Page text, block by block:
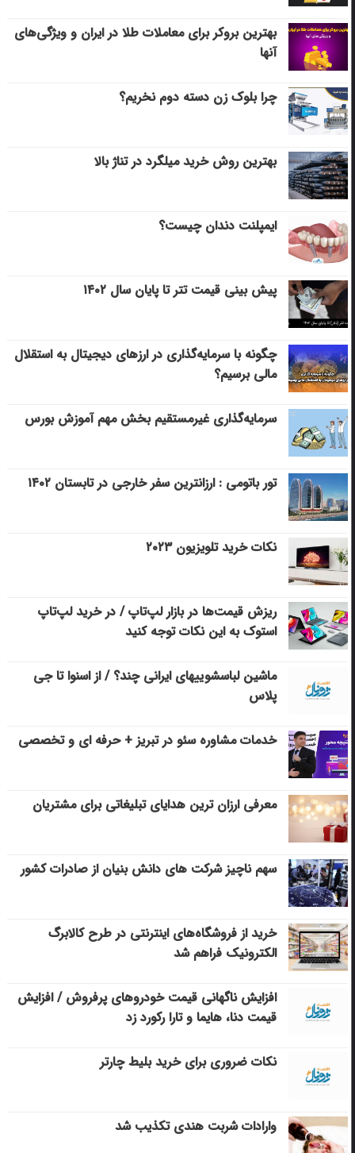
بهترین بروکر برای معاملات طلا در ایران و ویژگی‌های
آنها
چرا بلوک زن دسته دوم نخریم؟
بهترین روش خرید میلگرد در تناژ بالا
ایمپلنت دندان چیست؟
پیش بینی قیمت تتر تا پایان سال ۱۴۰۲
چگونه با سرمایه‌گذاری در ارزهای دیجیتال به استقلال
مالی برسیم؟
سرمایه‌گذاری غیرمستقیم بخش مهم آموزش بورس
تور باتومی : ارزانترین سفر خارجی در تابستان ۱۴۰۲
نکات خرید تلویزیون ۲۰۲۳
ریزش قیمت‌ها در بازار لپ‌تاپ / در خرید لپ‌تاپ
استوک به این نکات توجه کنید
ماشین لباسشویی‎های ایرانی چند؟ / از اسنوا تا جی
پلاس
خدمات مشاوره سئو در تبریز + حرفه ای و تخصصی
معرفی ارزان ترین هدایای تبلیغاتی برای مشتریان
سهم ناچیز شرکت های دانش بنیان از صادرات کشور
خرید از فروشگاه‌های اینترنتی در طرح کالابرگ
الکترونیک فراهم شد
افزایش ناگهانی قیمت خودروهای پرفروش / افزایش
قیمت دنا، هایما و تارا رکورد زد
نکات ضروری برای خرید بلیط چارتر
وارادات شربت هندی تکذیب شد